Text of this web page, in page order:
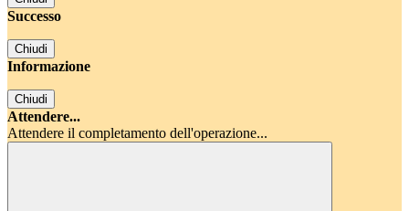
Successo
Chiudi
Informazione
Chiudi
Attendere...
Attendere il completamento dell'operazione...